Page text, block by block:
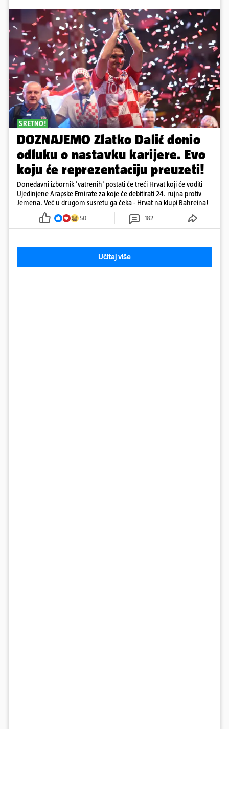
SRETNO!
DOZNAJEMO Zlatko Dalić donio
odluku o nastavku karijere. Evo
koju će reprezentaciju preuzeti!
Donedavni izbornik 'vatrenih' postati će treći Hrvat koji će voditi
Ujedinjene Arapske Emirate za koje će debitirati 24. rujna protiv
Jemena. Već u drugom susretu ga čeka - Hrvat na klupi Bahreina!
50 182
Učitaj više